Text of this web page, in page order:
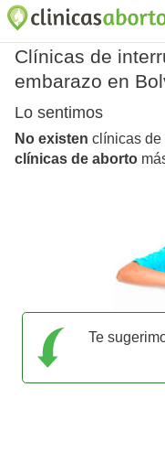
Clínicas de
embarazo en
Lo sentimos
No existen clínicas de
clínicas de aborto
Te